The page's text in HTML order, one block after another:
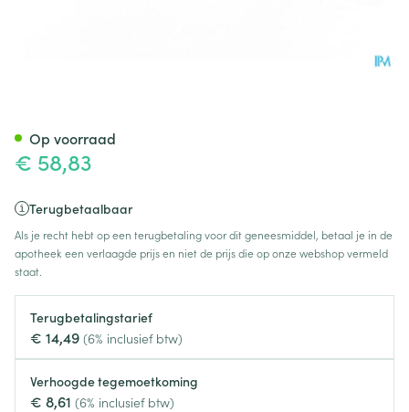
€ 58,83
Terugbetaalbaar
Als je recht hebt op een terugbetaling voor dit geneesmiddel, betaal je in de
apotheek een verlaagde prijs en niet de prijs die op onze webshop vermeld
staat.
Terugbetalingstarief
€ 14,49 (6% inclusief btw)
Verhoogde tegemoetkoming
€ 8,61 (6% inclusief btw)
Op voorraad